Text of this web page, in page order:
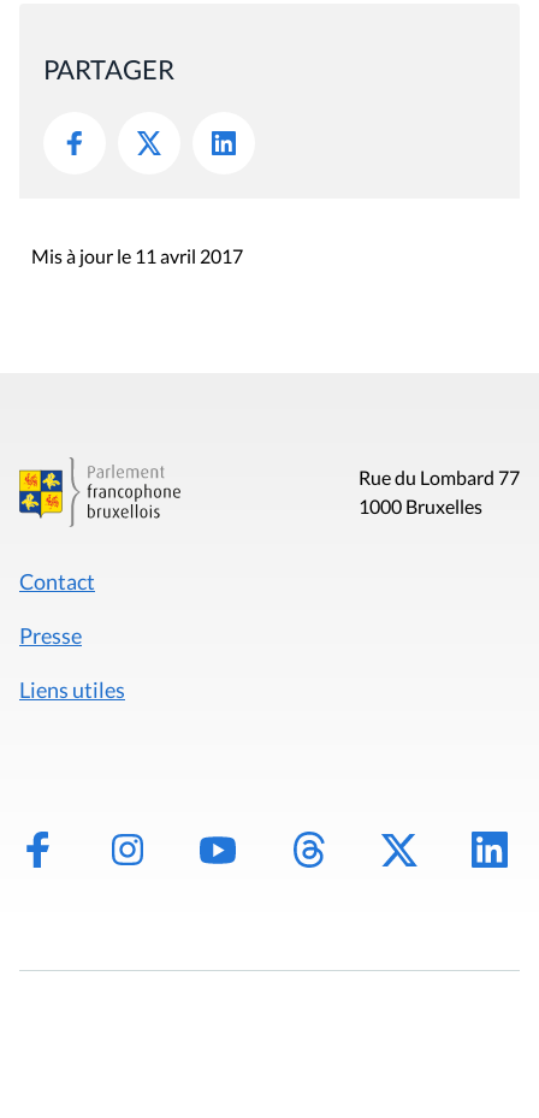
PARTAGER
Mis à jour le 11 avril 2017
Rue du Lombard 77
1000 Bruxelles
Contact
Presse
Liens utiles